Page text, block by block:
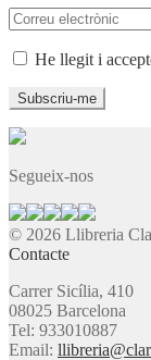
He llegit i
Segueix-nos
© 2026 Llibreria
Contacte
Carrer Sicília, 410
08025 Barcelona
Tel: 933010887
Email: